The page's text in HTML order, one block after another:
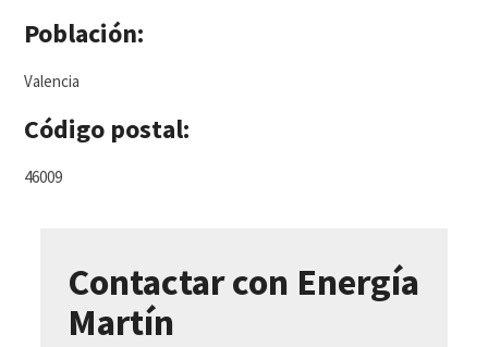
Población:
Valencia
Código postal:
46009
Contactar con Energía
Martín